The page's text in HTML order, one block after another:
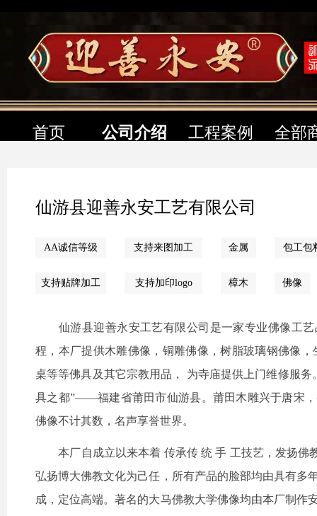
首页 公司介绍 工程案例 全部
仙游县迎善永安工艺有限公司
仙游县迎善永安工艺有限公司是一家专业佛像工艺
程，本厂提供木雕佛像，铜雕佛像，树脂玻璃钢佛像
桌等等佛具及其它宗教用品， 为寺庙提供上门维修服务
具之都”——福建省莆田市仙游县。莆田木雕兴于唐宋
佛像不计其数，名声享誉世界。
本厂自成立以来本着 传承传 统 手 工技艺，发扬佛
弘扬博大佛教文化为己任，所有产品的脸部均由具有多
成，定位高端。著名的大马佛教大学佛像均由本厂制作
AA诚信等级 支持来图加工 金属 包工包
支持贴牌加工 支持加印logo 樟木 佛像